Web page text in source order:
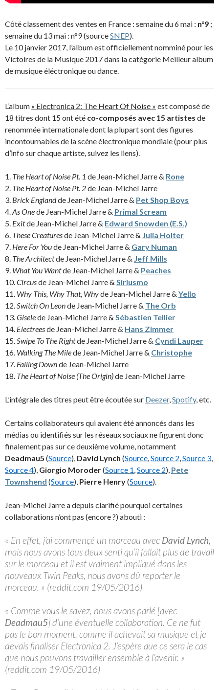
Côté classement des ventes en France : semaine du 6 mai : n°9 ;
semaine du 13 mai : n°9 (sourceSNEP).
Le 10 janvier 2017, l’album est officiellement nomminé pour les
Victoires de la Musique 2017 dans la catégorie Meilleur album
de musique éléctronique ou dance.
L’album « Electronica 2: The Heart Of Noise » est composé de
18 titres dont 15 ont été co-composés avec 15 artistes de
renommée internationale dont la plupart sont des figures
incontournables de la scène électronique mondiale (pour plus
d’info sur chaque artiste, suivez les liens).
1. The Heart of Noise Pt. 1 de Jean-Michel Jarre & Rone
2. The Heart of Noise Pt. 2de Jean-Michel Jarre
3. Brick Englandde Jean-Michel Jarre & Pet Shop Boys
4.As Onede Jean-Michel Jarre & Primal Scream
5. Exitde Jean-Michel Jarre & Edward Snowden (E.S.)
6. These Creaturesde Jean-Michel Jarre & Julia Holter
7. Here For Youde Jean-Michel Jarre & Gary Numan
8. The Architectde Jean-Michel Jarre & Jeff Mills
9. What You Wantde Jean-Michel Jarre & Peaches
10.Circusde Jean-Michel Jarre & Siriusmo
11. Why This, Why That, Whyde Jean-Michel Jarre & Yello
12.Switch On Leonde Jean-Michel Jarre & The Orb
13.Giselede Jean-Michel Jarre & Sébastien Tellier
14. Electreesde Jean-Michel Jarre & Hans Zimmer
15.Swipe To The Rightde Jean-Michel Jarre & Cyndi Lauper
16. Walking The Milede Jean-Michel Jarre & Christophe
17. Falling Downde Jean-Michel Jarre
18. The Heart of Noise (The Origin)de Jean-Michel Jarre
L’intégrale des titres peut être écoutée sur Deezer,Spotify, etc.
Certains collaborateurs qui avaient été annoncés dans les
médias ou identifiés sur les réseaux sociaux ne figurent donc
finalement pas sur ce deuxième volume, notamment
Deadmau5 (Source), David Lynch (Source,Source 2,Source 3,
Source 4), Giorgio Moroder(Source 1,Source 2), Pete
Townshend (Source), Pierre Henry(Source).
Jean-Michel Jarre a depuis clarifié pourquoi certaines
collaborations n’ont pas (encore ?) abouti :
« En effet, j’ai commençé un morceau avec David Lynch,
mais nous avons tous deux senti qu’il fallait plus de travail
sur le morceau et il est vraiment impliqué dans les
nouveaux Twin Peaks, nous avons dû reporter le
morceau. » (reddit.com 19/05/2016)
« Comme vous le savez, nous avons parlé [avec
Deadmau5] d’une éventuelle collaboration. Ce ne fut
pas le bon moment, comme il achevait sa musique et je
devais finaliser Electronica 2. J’espère que ce sera le cas
que nous pouvons travailler ensemble à l’avenir. »
(reddit.com 19/05/2016)